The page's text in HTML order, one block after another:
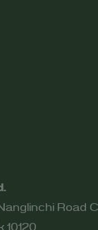
Road
10120